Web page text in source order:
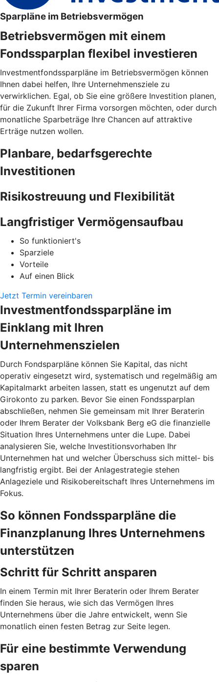
Sparpläne im Betriebsvermögen
Betriebsvermögen mit einem
Fondssparplan flexibel investieren
Investmentfondssparpläne im Betriebsvermögen können
Ihnen dabei helfen, Ihre Unternehmensziele zu
verwirklichen. Egal, ob Sie eine größere Investition planen,
für die Zukunft Ihrer Firma vorsorgen möchten, oder durch
monatliche Sparbeträge Ihre Chancen auf attraktive
Erträge nutzen wollen.
Planbare, bedarfsgerechte
Investitionen
Risikostreuung und Flexibilität
Langfristiger Vermögensaufbau
So funktioniert's
Sparziele
Vorteile
Auf einen Blick
Jetzt Termin vereinbaren
Investmentfondssparpläne im
Einklang mit Ihren
Unternehmenszielen
Durch Fondsparpläne können Sie Kapital, das nicht
operativ eingesetzt wird, systematisch und regelmäßig am
Kapitalmarkt arbeiten lassen, statt es ungenutzt auf dem
Girokonto zu parken. Bevor Sie einen Fondssparplan
abschließen, nehmen Sie gemeinsam mit Ihrer Beraterin
oder Ihrem Berater der Volksbank Berg eG die finanzielle
Situation Ihres Unternehmens unter die Lupe. Dabei
analysieren Sie, welche Investitionsvorhaben Ihr
Unternehmen hat und welcher Überschuss sich mittel- bis
langfristig ergibt. Bei der Anlagestrategie stehen
Anlageziele und Risikobereitschaft Ihres Unternehmens im
Fokus.
So können Fondssparpläne die
Finanzplanung Ihres Unternehmens
unterstützen
Schritt für Schritt ansparen
In einem Termin mit Ihrer Beraterin oder Ihrem Berater
finden Sie heraus, wie sich das Vermögen Ihres
Unternehmens über die Jahre entwickelt, wenn Sie
monatlich einen festen Betrag zur Seite legen.
Für eine bestimmte Verwendung
sparen